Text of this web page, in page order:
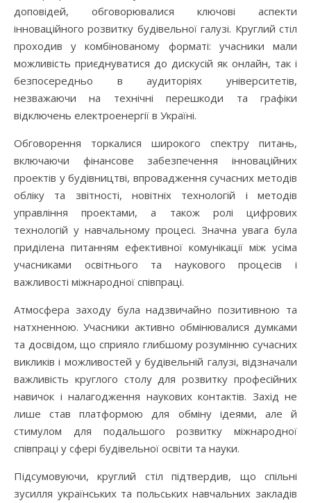
доповідей, обговорювалися ключові аспекти
інноваційного розвитку будівельної галузі. Круглий стіл
проходив у комбінованому форматі: учасники мали
можливість приєднуватися до дискусій як онлайн, так і
безпосередньо в аудиторіях університетів,
незважаючи на технічні перешкоди та графіки
відключень електроенергії в Україні.
Обговорення торкалися широкого спектру питань,
включаючи фінансове забезпечення інноваційних
проектів у будівництві, впровадження сучасних методів
обліку та звітності, новітніх технологій і методів
управління проектами, а також ролі цифрових
технологій у навчальному процесі. Значна увага була
приділена питанням ефективної комунікації між усіма
учасниками освітнього та наукового процесів і
важливості міжнародної співпраці.
Атмосфера заходу була надзвичайно позитивною та
натхненною. Учасники активно обмінювалися думками
та досвідом, що сприяло глибшому розумінню сучасних
викликів і можливостей у будівельній галузі, відзначали
важливість круглого столу для розвитку професійних
навичок і налагодження наукових контактів. Захід не
лише став платформою для обміну ідеями, але й
стимулом для подальшого розвитку міжнародної
співпраці у сфері будівельної освіти та науки.
Підсумовуючи, круглий стіл підтвердив, що спільні
зусилля українських та польських навчальних закладів